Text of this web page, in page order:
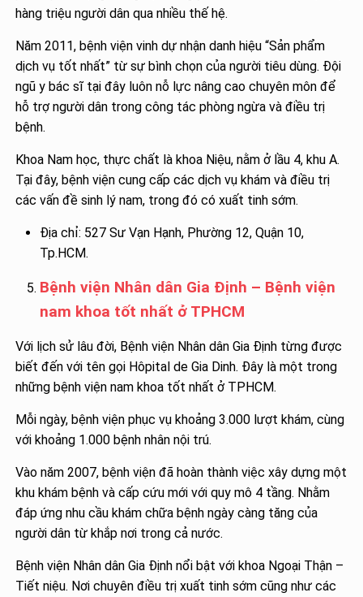
hàng triệu người dân qua nhiều thế hệ.
Năm 2011, bệnh viện vinh dự nhận danh hiệu “Sản phẩm
dịch vụ tốt nhất” từ sự bình chọn của người tiêu dùng. Đội
ngũ y bác sĩ tại đây luôn nỗ lực nâng cao chuyên môn để
hỗ trợ người dân trong công tác phòng ngừa và điều trị
bệnh.
Khoa Nam học, thực chất là khoa Niệu, nằm ở lầu 4, khu A.
Tại đây, bệnh viện cung cấp các dịch vụ khám và điều trị
các vấn đề sinh lý nam, trong đó có xuất tinh sớm.
Địa chỉ: 527 Sư Vạn Hạnh, Phường 12, Quận 10,
Tp.HCM.
Bệnh viện Nhân dân Gia Định – Bệnh viện
nam khoa tốt nhất ở TPHCM
Với lịch sử lâu đời, Bệnh viện Nhân dân Gia Định từng được
biết đến với tên gọi Hôpital de Gia Dinh. Đây là một trong
những bệnh viện nam khoa tốt nhất ở TPHCM.
Mỗi ngày, bệnh viện phục vụ khoảng 3.000 lượt khám, cùng
với khoảng 1.000 bệnh nhân nội trú.
Vào năm 2007, bệnh viện đã hoàn thành việc xây dựng một
khu khám bệnh và cấp cứu mới với quy mô 4 tầng. Nhằm
đáp ứng nhu cầu khám chữa bệnh ngày càng tăng của
người dân từ khắp nơi trong cả nước.
Bệnh viện Nhân dân Gia Định nổi bật với khoa Ngoại Thận –
Tiết niệu. Nơi chuyên điều trị xuất tinh sớm cũng như các